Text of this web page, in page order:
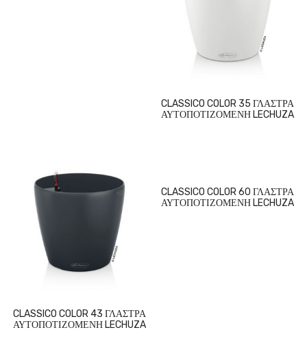
CLASSICO COLOR 35 ΓΛΑΣΤΡΑ
ΑΥΤΟΠΟΤΙΖΟΜΕΝΗ LECHUZA
CLASSICO COLOR 43 ΓΛΑΣΤΡΑ
ΑΥΤΟΠΟΤΙΖΟΜΕΝΗ LECHUZA
CLASSICO COLOR 60 ΓΛΑΣΤΡΑ
ΑΥΤΟΠΟΤΙΖΟΜΕΝΗ LECHUZA